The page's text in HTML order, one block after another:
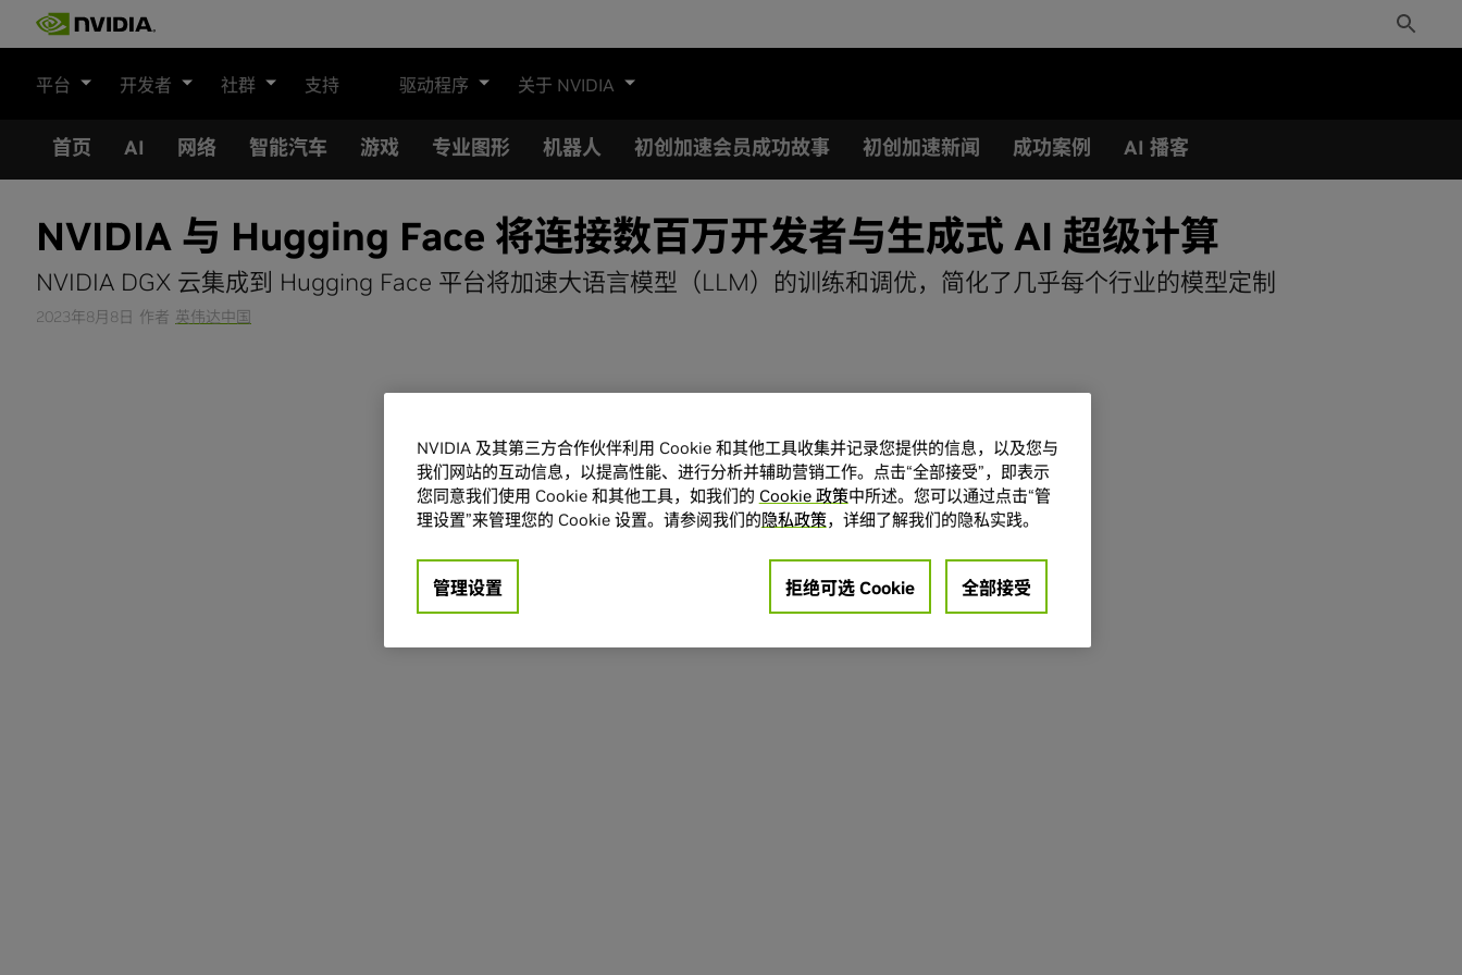
Toggle
Search
平台 开发者 社群 支持 驱动程序 关于 NVIDIA
首页 AI 网络 智能汽车 游戏 专业图形 机器人 初创加速会员成功故事 初创加速新闻 成功案例 AI 播客
NVIDIA 与 Hugging Face 将连接数百万开发者与生成式 AI 超级计算
NVIDIA DGX 云集成到 Hugging Face 平台将加速大语言模型（LLM）的训练和调优，简化了几乎每个行业的模型定制
2023年8月8日 作者 英伟达中国
NVIDIA 及其第三方合作伙伴利用 Cookie 和其他工具收集并记录您提供的信息，以及您与
我们网站的互动信息，以提高性能、进行分析并辅助营销工作。点击“全部接受”，即表示
您同意我们使用 Cookie 和其他工具，如我们的 Cookie 政策中所述。您可以通过点击“管
理设置”来管理您的 Cookie 设置。请参阅我们的隐私政策，详细了解我们的隐私实践。
管理设置 拒绝可选 Cookie 全部接受